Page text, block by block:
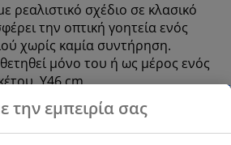
ρεαλιστικό σχέδιο σε κλασικό
την οπτική γοητεία ενός
χωρίς καμία συντήρηση.
μόνο του ή ως μέρος ενός
Υ46 cm
την εμπειρία σας